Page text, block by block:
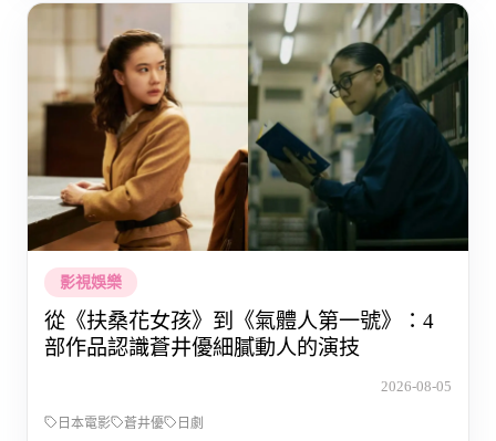
影視娛樂
從《扶桑花女孩》到《氣體人第一號》：4
部作品認識蒼井優細膩動人的演技
2026-08-05
日本電影 蒼井優 日劇